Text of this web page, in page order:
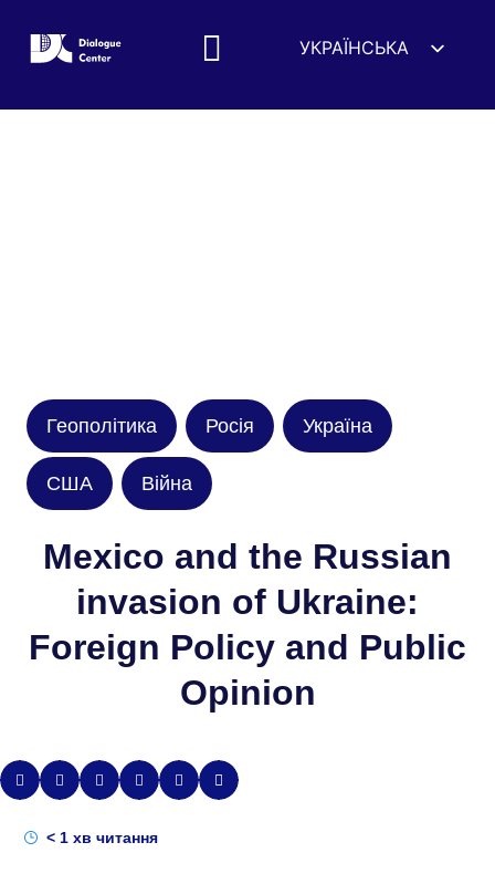
УКРАЇНСЬКА
Геополітика Росія Україна
США Війна
Mexico and the Russian
invasion of Ukraine:
Foreign Policy and Public
Opinion
< 1 хв читання